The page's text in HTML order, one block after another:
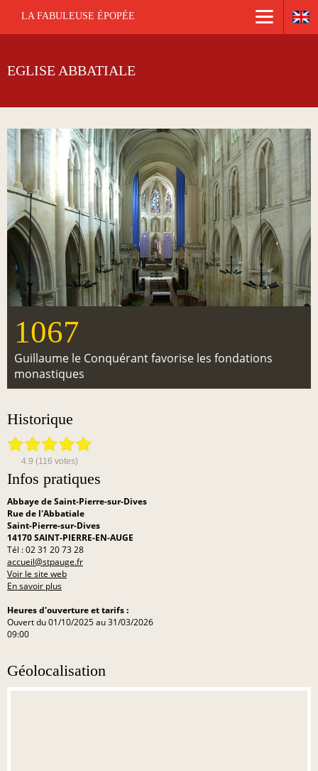
LA FABULEUSE ÉPOPÉE
EGLISE ABBATIALE
1067
Guillaume le Conquérant favorise les fondations
monastiques
Historique
4.9 (116 votes)
Infos pratiques
Abbaye de Saint-Pierre-sur-Dives
Rue de l'Abbatiale
Saint-Pierre-sur-Dives
14170 SAINT-PIERRE-EN-AUGE
Tél : 02 31 20 73 28
accueil@stpauge.fr
Voir le site web
En savoir plus
Heures d'ouverture et tarifs :
Ouvert du 01/10/2025 au 31/03/2026
09:00
Géolocalisation